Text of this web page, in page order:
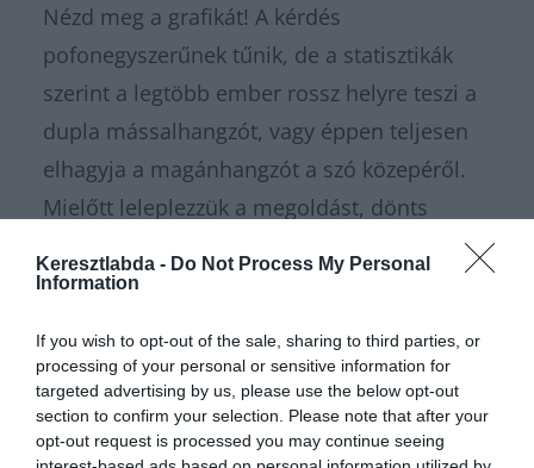
Keresztlabda - Do Not Process My Personal
Information
If you wish to opt-out of the sale, sharing to third parties, or
processing of your personal or sensitive information for
targeted advertising by us, please use the below opt-out
section to confirm your selection. Please note that after your
opt-out request is processed you may continue seeing
Nézd meg a grafikát! A kérdés
pofonegyszerűnek tűnik, de a statisztikák
szerint a legtöbb ember rossz helyre teszi a
dupla mássalhangzót, vagy éppen teljesen
elhagyja a magánhangzót a szó közepéről.
Mielőtt leleplezzük a megoldást, dönts
hétköznapi szót egy hivatalos e-mailben? Ha
meg, hogy vajon a nyelvtanilag helyes tábort
erősíted-e!